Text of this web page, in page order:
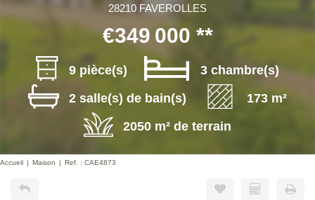
28210 FAVEROLLES
€349 000 **
9 pièce(s)
3 chambre(s)
2 salle(s) de bain(s)
173 m²
2050 m² de terrain
Accueil Maison Ref. : CAE4873